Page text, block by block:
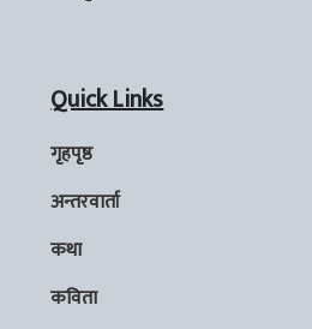
Quick Links
गृहपृष्ठ
अन्तरवार्ता
कथा
कविता